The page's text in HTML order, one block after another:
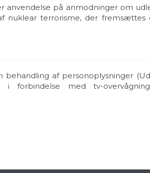
anvendelse på anmodninger om
nuklear terrorisme, der
af personoplysninger
i forbindelse med tv-